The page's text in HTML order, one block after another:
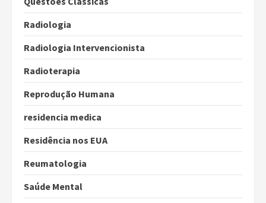
Radiologia
Radiologia Intervencionista
Radioterapia
Reprodução Humana
residencia medica
Residência nos EUA
Reumatologia
Saúde Mental